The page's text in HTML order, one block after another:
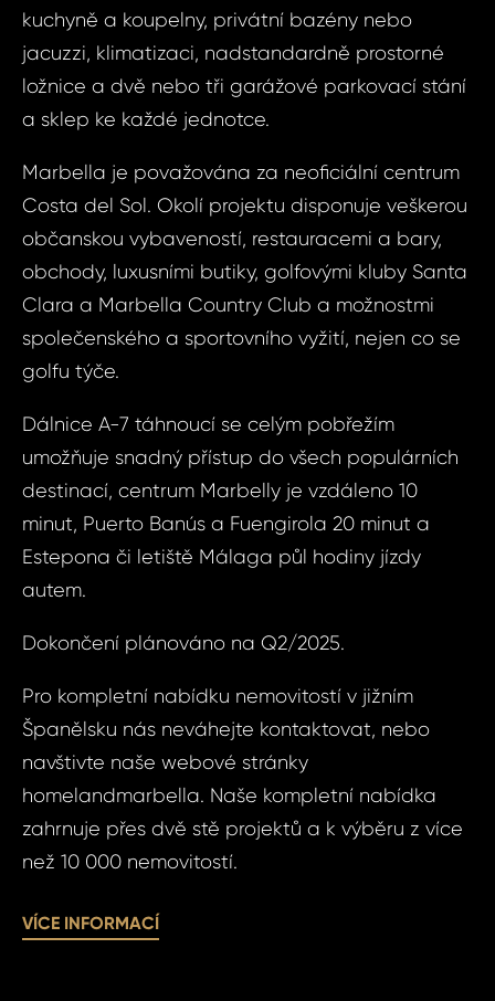
kuchyně a koupelny, privátní bazény nebo
jacuzzi, klimatizaci, nadstandardně prostorné
ložnice a dvě nebo tři garážové parkovací stání
a sklep ke každé jednotce.
Marbella je považována za neoficiální centrum
Costa del Sol. Okolí projektu disponuje veškerou
občanskou vybaveností, restauracemi a bary,
obchody, luxusními butiky, golfovými kluby Santa
Clara a Marbella Country Club a možnostmi
společenského a sportovního vyžití, nejen co se
golfu týče.
Dálnice A-7 táhnoucí se celým pobřežím
umožňuje snadný přístup do všech populárních
destinací, centrum Marbelly je vzdáleno 10
minut, Puerto Banús a Fuengirola 20 minut a
Estepona či letiště Málaga půl hodiny jízdy
autem.
Dokončení plánováno na Q2/2025.
Pro kompletní nabídku nemovitostí v jižním
Španělsku nás neváhejte kontaktovat, nebo
navštivte naše webové stránky
homelandmarbella. Naše kompletní nabídka
zahrnuje přes dvě stě projektů a k výběru z více
než 10 000 nemovitostí.
VÍCE INFORMACÍ
Sjednat
ID1408 - Byt